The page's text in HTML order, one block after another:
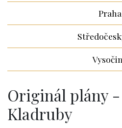
Praha
Originál plány -
Kladruby